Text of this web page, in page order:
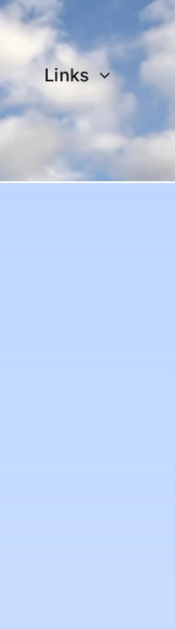
Links